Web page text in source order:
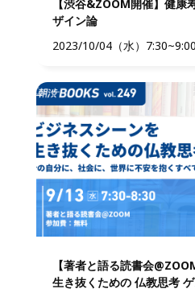
【渋谷&ZOOM開催】健康
ザイン論
2023/10/04（水）7:30~9:00
【著者と語る読書会
生き抜くための 仏教思考